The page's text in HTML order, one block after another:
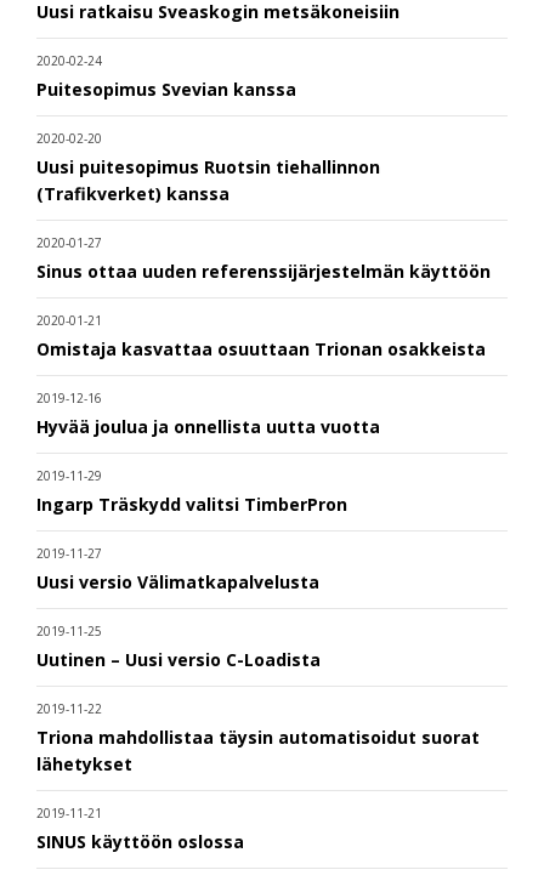
Uusi ratkaisu Sveaskogin metsäkoneisiin
2020-02-24
Puitesopimus Svevian kanssa
2020-02-20
Uusi puitesopimus Ruotsin tiehallinnon
(Trafikverket) kanssa
2020-01-27
Sinus ottaa uuden referenssijärjestelmän käyttöön
2020-01-21
Omistaja kasvattaa osuuttaan Trionan osakkeista
2019-12-16
Hyvää joulua ja onnellista uutta vuotta
2019-11-29
Ingarp Träskydd valitsi TimberPron
2019-11-27
Uusi versio Välimatkapalvelusta
2019-11-25
Uutinen – Uusi versio C-Loadista
2019-11-22
Triona mahdollistaa täysin automatisoidut suorat
lähetykset
2019-11-21
SINUS käyttöön oslossa